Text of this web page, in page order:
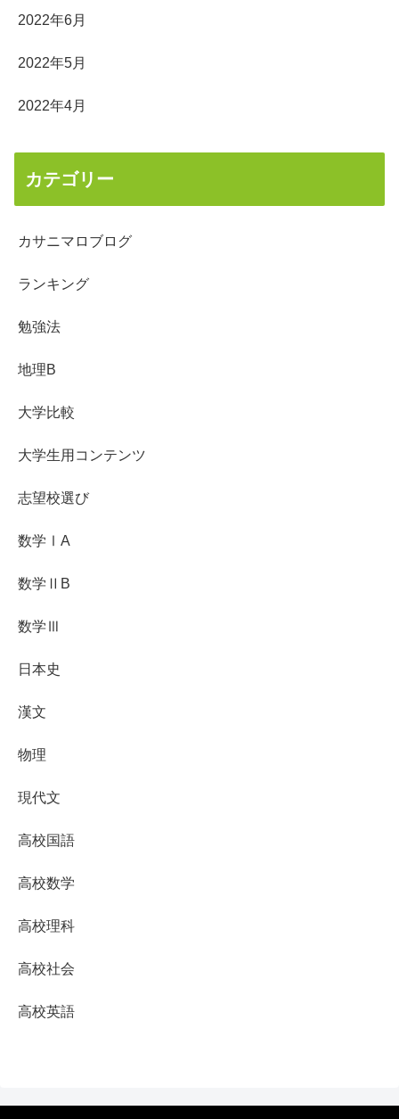
2022年6月
2022年5月
2022年4月
カテゴリー
カサニマロブログ
ランキング
勉強法
地理B
大学比較
大学生用コンテンツ
志望校選び
数学ⅠA
数学ⅡB
数学Ⅲ
日本史
漢文
物理
現代文
高校国語
高校数学
高校理科
高校社会
高校英語